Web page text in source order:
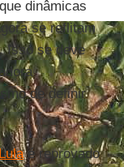
dinâmicas
se reflitam
Isso se deve
de definir
é reprovado